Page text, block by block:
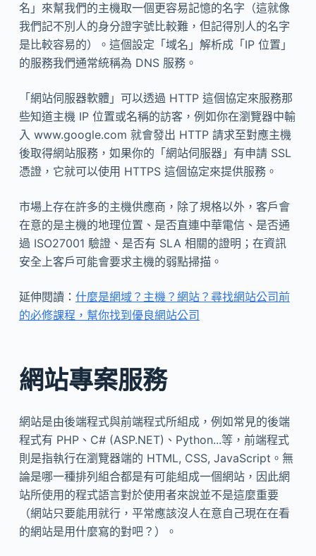
名」來幫我們的主機取一個更容易記憶的名字（這就像
我們記不別人的身分證字號比較難，但記得別人的名字
是比較容易的）。這個設定「域名」解析成「IP 位置」
的服務我們通常統稱為 DNS 服務。
「網站伺服器軟體」可以透過 HTTP 這個協定來服務那
些知道主機 IP 位置或名稱的訪客，例如你在瀏覽器中輸
入 www.google.com 就會發出 HTTP 請求至對應主機
後取得網站服務，如果你的「網站伺服器」有申請 SSL
憑證，它就可以使用 HTTPS 這個協定來提供服務。
市場上存在許多的主機供應商，除了規格以外，客戶會
在意的是主機的地理位置、是否直連中華電信、是否通
過 ISO27001 驗證、是否有 SLA 相關的證明；在資訊
安全上客戶可能會要求主機的弱點掃描。
延伸閱讀： 什麼是網域？主機？網站？尋找網站公司前
的必修課程，幫你找到優良網站公司
網站專案服務
網站是由後端程式與前端程式所組成，例如常見的後端
程式有 PHP、C# (ASP.NET)、Python...等，前端程式
則是指執行在瀏覽器端的 HTML, CSS, JavaScript。無
論是哪一種排列組合都是有可能組成一個網站，因此網
站所使用的程式語言對於使用者來說並不是這麼重要
（網站只要能用就行，平常應該沒人在意自己現在在看
的網站是用什麼寫的對吧？）。